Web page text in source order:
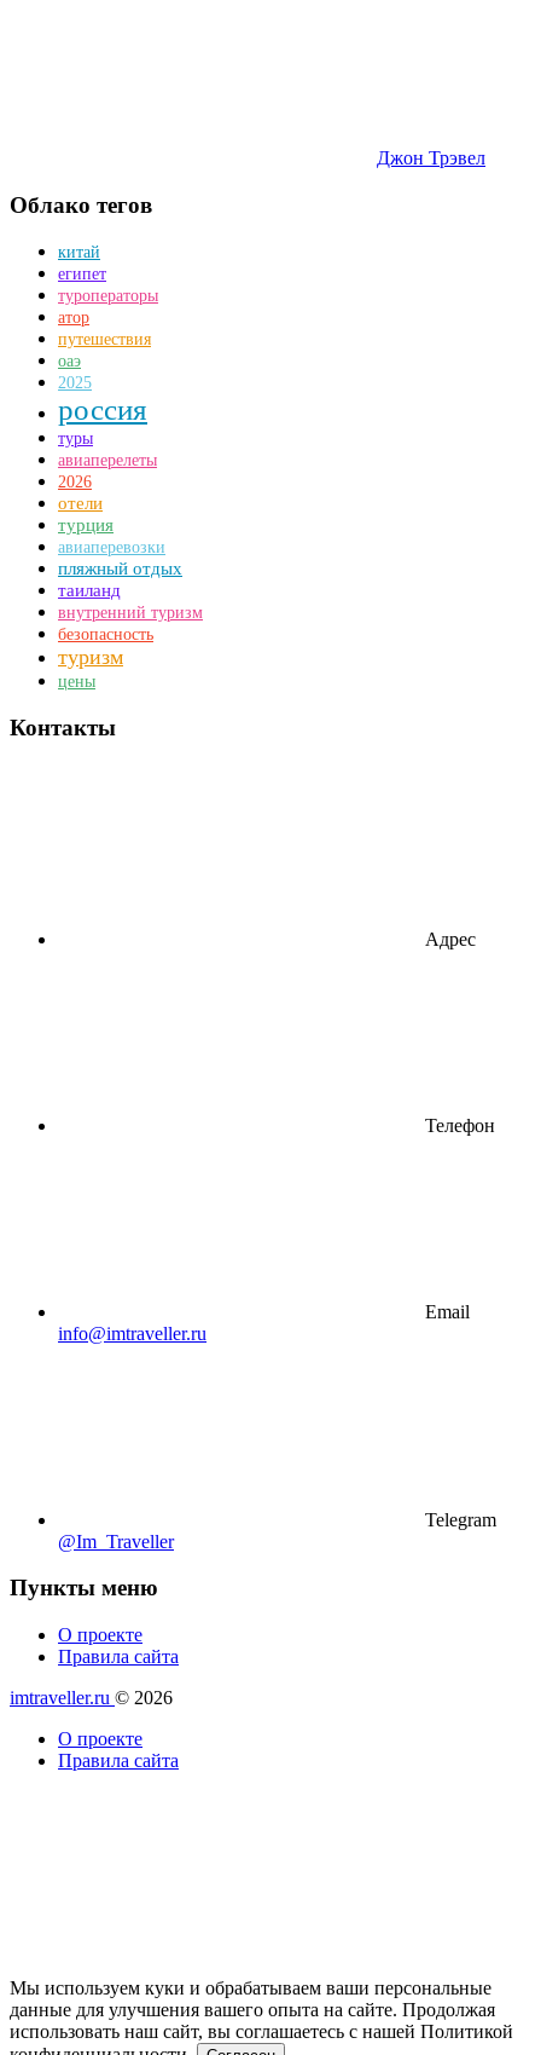
Джон Трэвел
Облако тегов
китай
египет
туроператоры
атор
путешествия
оаэ
2025
россия
туры
авиаперелеты
2026
отели
турция
авиаперевозки
пляжный отдых
таиланд
внутренний туризм
безопасность
туризм
цены
Контакты
Адрес
Телефон
Email
info@imtraveller.ru
Telegram
@Im_Traveller
Пункты меню
О проекте
Правила сайта
imtraveller.ru © 2026
О проекте
Правила сайта
Мы используем куки и обрабатываем ваши персональные
данные для улучшения вашего опыта на сайте. Продолжая
использовать наш сайт, вы соглашаетесь с нашей Политикой